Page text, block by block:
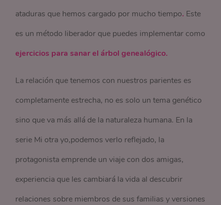
ataduras que hemos cargado por mucho tiempo. Este
es un método liberador que puedes implementar como
ejercicios para sanar el árbol genealógico.
La relación que tenemos con nuestros parientes es
completamente estrecha, no es solo un tema genético
sino que va más allá de la naturaleza humana. En la
serie Mi otra yo,podemos verlo reflejado, la
protagonista emprende un viaje con dos amigas,
experiencia que les cambiará la vida al descubrir
relaciones sobre miembros de sus familias y versiones